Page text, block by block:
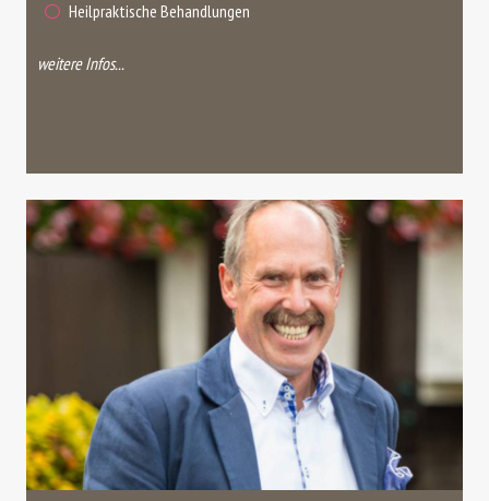
Heilpraktische Behandlungen
weitere Infos...